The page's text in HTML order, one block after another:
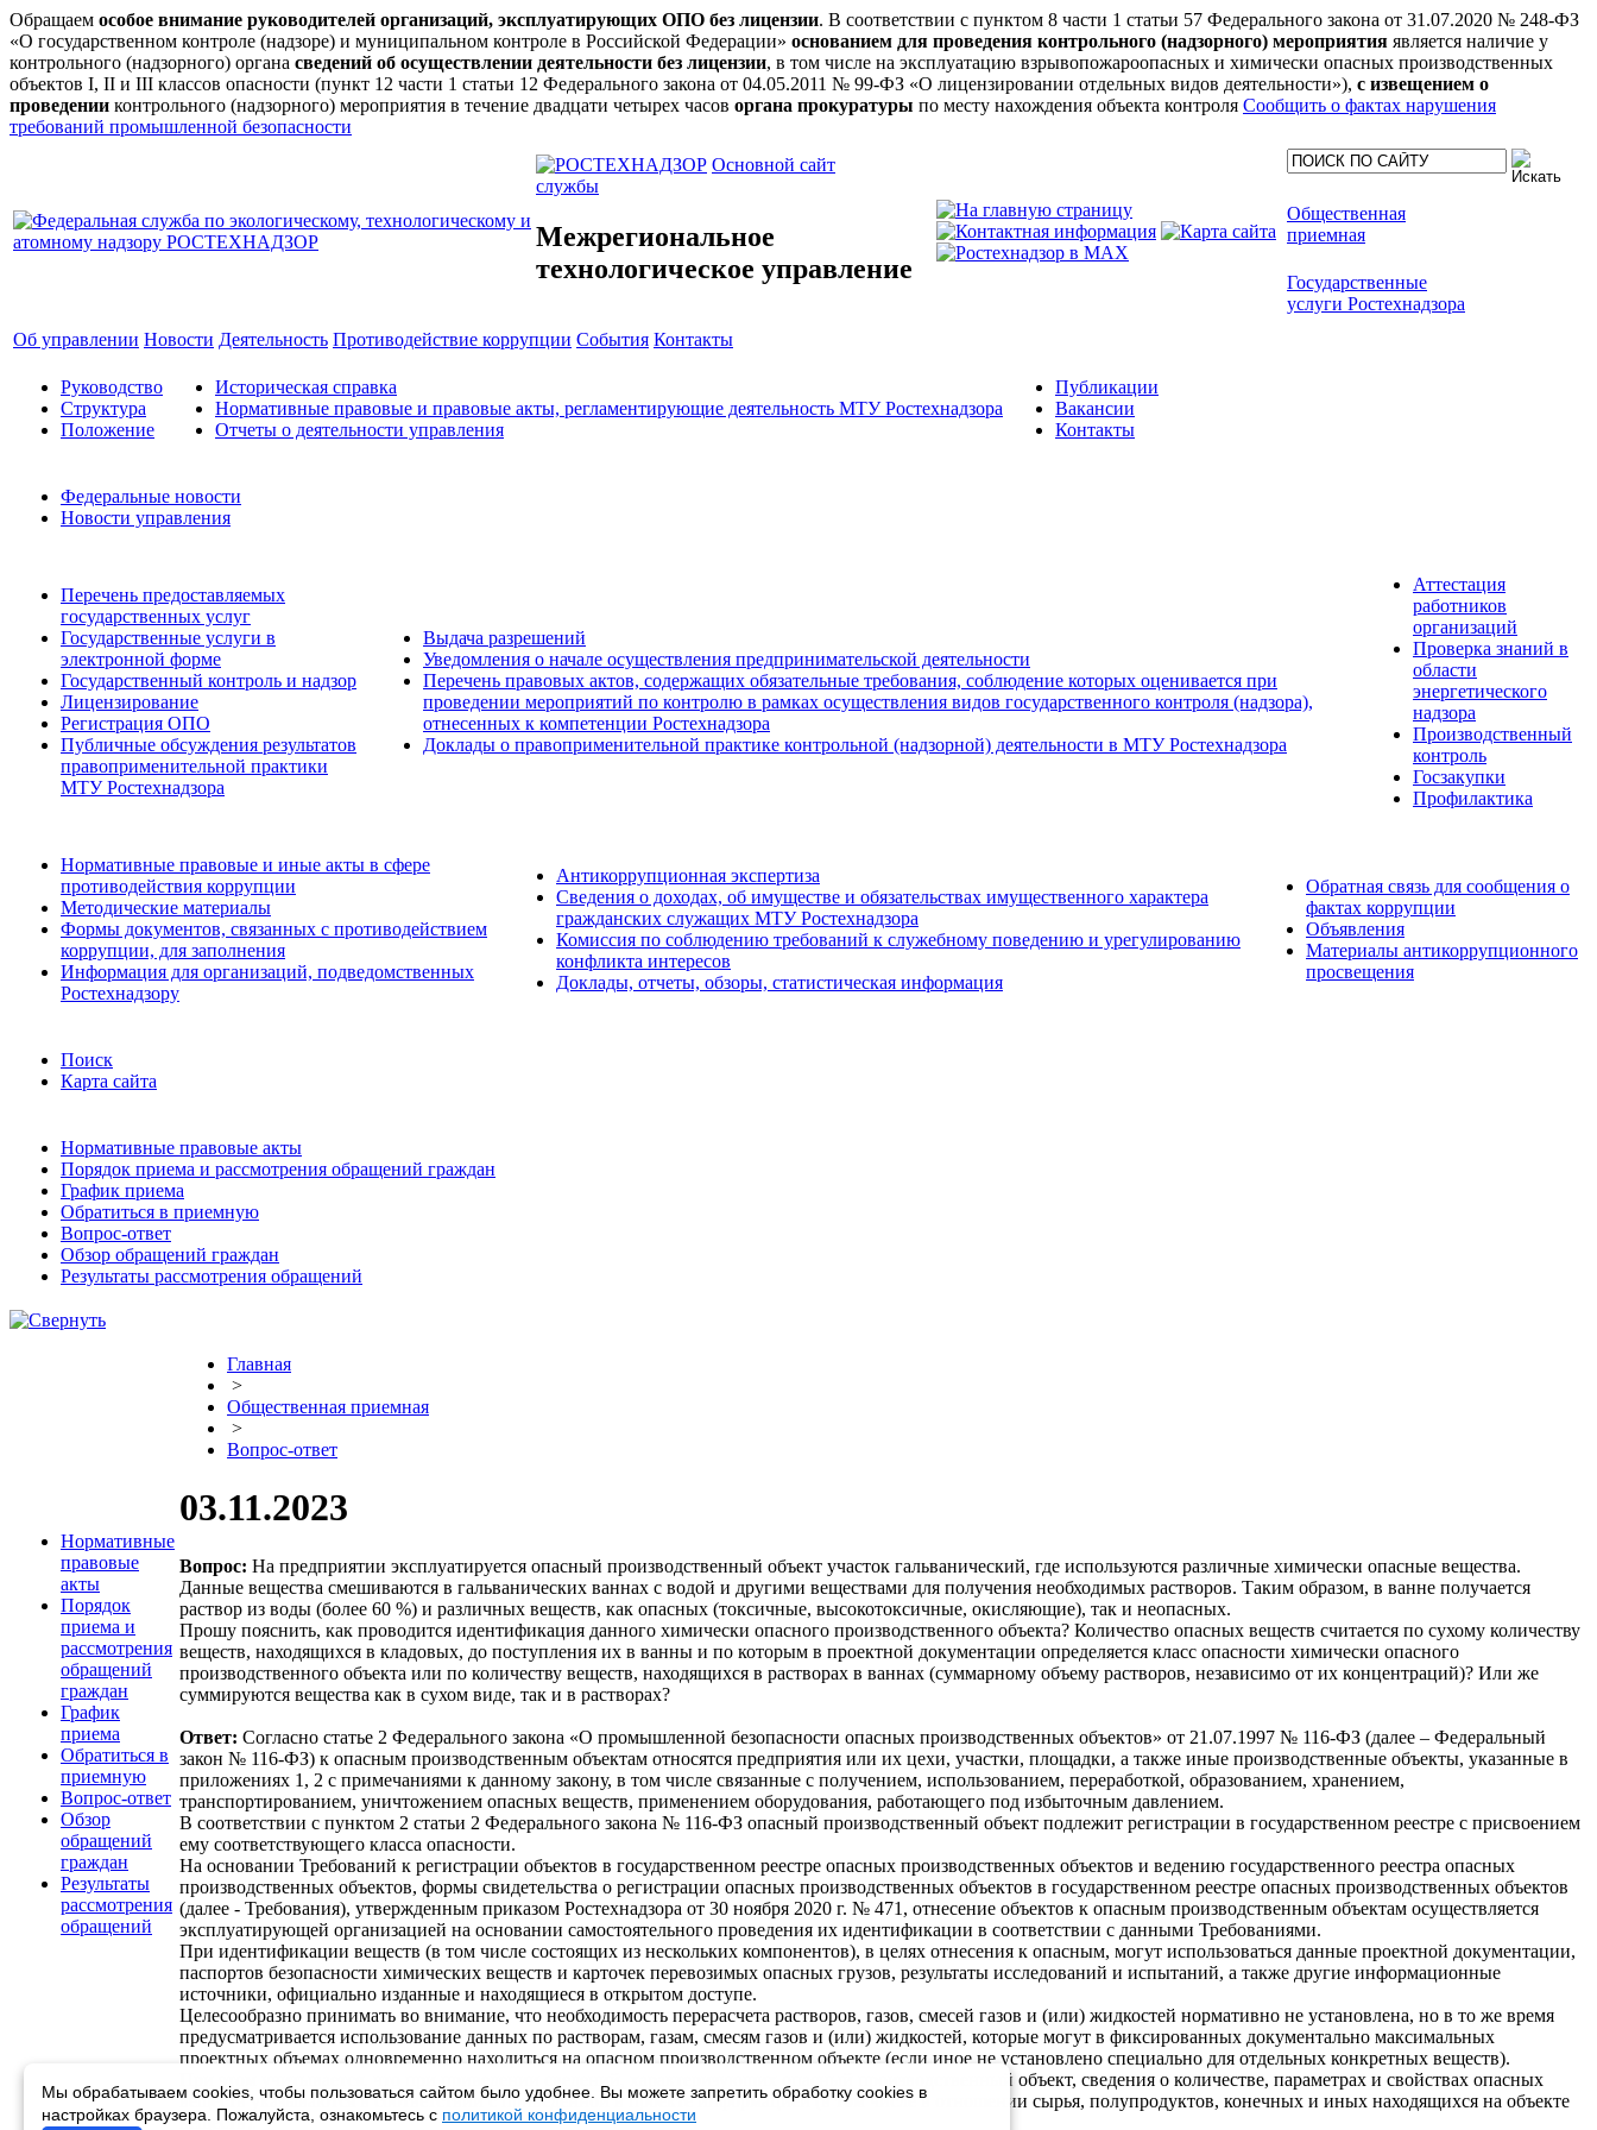
Обращаем особое внимание руководителей организаций, эксплуатирующих ОПО без лицензии. В соответствии с пунктом 8 части 1 статьи 57 Федерального закона от 31.07.2020 № 248-ФЗ
«О государственном контроле (надзоре) и муниципальном контроле в Российской Федерации» основанием для проведения контрольного (надзорного) мероприятия является наличие у
контрольного (надзорного) органа сведений об осуществлении деятельности без лицензии, в том числе на эксплуатацию взрывопожароопасных и химически опасных производственных
объектов I, II и III классов опасности (пункт 12 части 1 статьи 12 Федерального закона от 04.05.2011 № 99-ФЗ «О лицензировании отдельных видов деятельности»), с извещением о
проведении контрольного (надзорного) мероприятия в течение двадцати четырех часов органа прокуратуры по месту нахождения объекта контроля Сообщить о фактах нарушения
требований промышленной безопасности
Основной сайт
службы
Межрегиональное
технологическое управление
Общественная
приемная
Государственные
услуги Ростехнадзора
Об управлении Новости Деятельность Противодействие коррупции События Контакты
Руководство
Структура
Положение
Историческая справка
Нормативные правовые и правовые акты, регламентирующие деятельность МТУ Ростехнадзора
Отчеты о деятельности управления
Публикации
Вакансии
Контакты
Федеральные новости
Новости управления
Перечень предоставляемых
государственных услуг
Государственные услуги в
электронной форме
Государственный контроль и надзор
Лицензирование
Регистрация ОПО
Публичные обсуждения результатов
правоприменительной практики
МТУ Ростехнадзора
Выдача разрешений
Уведомления о начале осуществления предпринимательской деятельности
Перечень правовых актов, содержащих обязательные требования, соблюдение которых оценивается при
проведении мероприятий по контролю в рамках осуществления видов государственного контроля (надзора),
отнесенных к компетенции Ростехнадзора
Доклады о правоприменительной практике контрольной (надзорной) деятельности в МТУ Ростехнадзора
Аттестация
работников
организаций
Проверка знаний в
области
энергетического
надзора
Производственный
контроль
Госзакупки
Профилактика
Нормативные правовые и иные акты в сфере
противодействия коррупции
Методические материалы
Формы документов, связанных с противодействием
коррупции, для заполнения
Информация для организаций, подведомственных
Ростехнадзору
Антикоррупционная экспертиза
Сведения о доходах, об имуществе и обязательствах имущественного характера
гражданских служащих МТУ Ростехнадзора
Комиссия по соблюдению требований к служебному поведению и урегулированию
конфликта интересов
Доклады, отчеты, обзоры, статистическая информация
Обратная связь для сообщения о
фактах коррупции
Объявления
Материалы антикоррупционного
просвещения
Поиск
Карта сайта
Нормативные правовые акты
Порядок приема и рассмотрения обращений граждан
График приема
Обратиться в приемную
Вопрос-ответ
Обзор обращений граждан
Результаты рассмотрения обращений
Нормативные
правовые
акты
Порядок
приема и
рассмотрения
обращений
граждан
График
приема
Обратиться в
приемную
Вопрос-ответ
Обзор
обращений
граждан
Результаты
рассмотрения
обращений
Главная
>
Общественная приемная
>
Вопрос-ответ
03.11.2023
Вопрос: На предприятии эксплуатируется опасный производственный объект участок гальванический, где используются различные химически опасные вещества.
Данные вещества смешиваются в гальванических ваннах с водой и другими веществами для получения необходимых растворов. Таким образом, в ванне получается
раствор из воды (более 60 %) и различных веществ, как опасных (токсичные, высокотоксичные, окисляющие), так и неопасных.
Прошу пояснить, как проводится идентификация данного химически опасного производственного объекта? Количество опасных веществ считается по сухому количеству
веществ, находящихся в кладовых, до поступления их в ванны и по которым в проектной документации определяется класс опасности химически опасного
производственного объекта или по количеству веществ, находящихся в растворах в ваннах (суммарному объему растворов, независимо от их концентраций)? Или же
суммируются вещества как в сухом виде, так и в растворах?
Ответ: Согласно статье 2 Федерального закона «О промышленной безопасности опасных производственных объектов» от 21.07.1997 № 116-ФЗ (далее – Федеральный
закон № 116-ФЗ) к опасным производственным объектам относятся предприятия или их цехи, участки, площадки, а также иные производственные объекты, указанные в
приложениях 1, 2 с примечаниями к данному закону, в том числе связанные с получением, использованием, переработкой, образованием, хранением,
транспортированием, уничтожением опасных веществ, применением оборудования, работающего под избыточным давлением.
В соответствии с пунктом 2 статьи 2 Федерального закона № 116-ФЗ опасный производственный объект подлежит регистрации в государственном реестре с присвоением
ему соответствующего класса опасности.
На основании Требований к регистрации объектов в государственном реестре опасных производственных объектов и ведению государственного реестра опасных
производственных объектов, формы свидетельства о регистрации опасных производственных объектов в государственном реестре опасных производственных объектов
(далее - Требования), утвержденным приказом Ростехнадзора от 30 ноября 2020 г. № 471, отнесение объектов к опасным производственным объектам осуществляется
эксплуатирующей организацией на основании самостоятельного проведения их идентификации в соответствии с данными Требованиями.
При идентификации веществ (в том числе состоящих из нескольких компонентов), в целях отнесения к опасным, могут использоваться данные проектной документации,
паспортов безопасности химических веществ и карточек перевозимых опасных грузов, результаты исследований и испытаний, а также другие информационные
источники, официально изданные и находящиеся в открытом доступе.
Целесообразно принимать во внимание, что необходимость перерасчета растворов, газов, смесей газов и (или) жидкостей нормативно не установлена, но в то же время
предусматривается использование данных по растворам, газам, смесям газов и (или) жидкостей, которые могут в фиксированных документально максимальных
проектных объемах одновременно находиться на опасном производственном объекте (если иное не установлено специально для отдельных конкретных веществ).
При этом учитывается, что при приведении сведений, характеризующих опасный производственный объект, сведения о количестве, параметрах и свойствах опасных
веществ указываются в соответствии с приведенной в проекте информацией (в том числе в отношении сырья, полупродуктов, конечных и иных находящихся на объекте
веществ).
Мы обрабатываем cookies, чтобы пользоваться сайтом было удобнее. Вы можете запретить обработку cookies в
настройках браузера. Пожалуйста, ознакомьтесь с политикой конфиденциальности